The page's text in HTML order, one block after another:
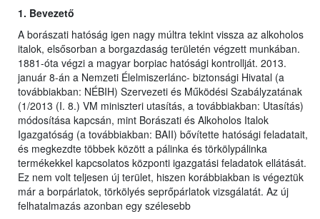
1. Bevezető
A borászati hatóság igen nagy múltra tekint vissza az alkoholos
italok, elsősorban a borgazdaság területén végzett munkában.
1881-óta végzi a magyar borpiac hatósági kontrollját. 2013.
január 8-án a Nemzeti Élelmiszerlánc- biztonsági Hivatal (a
továbbiakban: NÉBIH) Szervezeti és Működési Szabályzatának
(1/2013 (I. 8.) VM miniszteri utasítás, a továbbiakban: Utasítás)
módosítása kapcsán, mint Borászati és Alkoholos Italok
Igazgatóság (a továbbiakban: BAII) bővítette hatósági feladatait,
és megkezdte többek között a pálinka és törkölypálinka
termékekkel kapcsolatos központi igazgatási feladatok ellátását.
Ez nem volt teljesen új terület, hiszen korábbiakban is végeztük
már a borpárlatok, törkölyés seprőpárlatok vizsgálatát. Az új
felhatalmazás azonban egy szélesebb